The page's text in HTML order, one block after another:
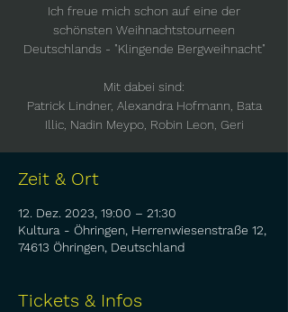
Ich freue mich schon auf eine der
schönsten Weihnachtstourneen
Deutschlands - "Klingende Bergweihnacht"
Mit dabei sind:
Patrick Lindner, Alexandra Hofmann, Bata
Illic, Nadin Meypo, Robin Leon, Geri
Zeit & Ort
12. Dez. 2023, 19:00 – 21:30
Kultura - Öhringen, Herrenwiesenstraße 12,
74613 Öhringen, Deutschland
Tickets & Infos